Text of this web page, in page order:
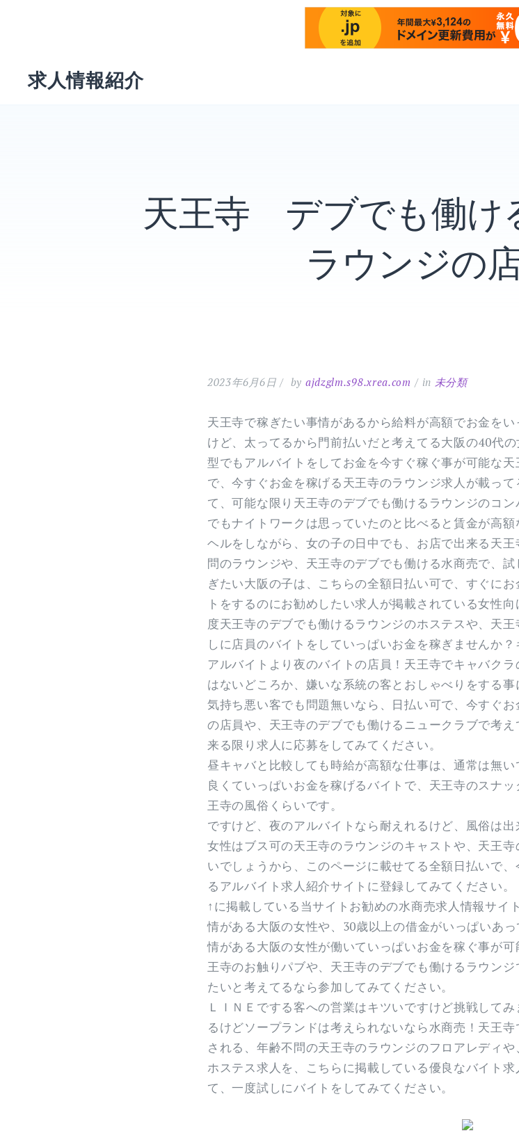
求人情報紹介
天王寺 デブでも働け
ラウンジの
2023年6月6日 by ajdzglm.s98.xrea.com in 未分類
天王寺で稼ぎたい事情があるから給料が高額でお金を
けど、太ってるから門前払いだと考えてる大阪の40代
型でもアルバイトをしてお金を今すぐ稼ぐ事が可能な
で、今すぐお金を稼げる天王寺のラウンジ求人が載っ
て、可能な限り天王寺のデブでも働けるラウンジのコ
でもナイトワークは思っていたのと比べると賃金が高
ヘルをしながら、女の子の日中でも、お店で出来る天
問のラウンジや、天王寺のデブでも働ける水商売で、
ぎたい大阪の子は、こちらの全額日払い可で、すぐに
トをするのにお勧めしたい求人が掲載されている女性
度天王寺のデブでも働けるラウンジのホステスや、天
しに店員のバイトをしていっぱいお金を稼ぎませんか
アルバイトより夜のバイトの店員！天王寺でキャバク
はないどころか、嫌いな系統の客とおしゃべりをする
気持ち悪い客でも問題無いなら、日払い可で、今すぐ
の店員や、天王寺のデブでも働けるニュークラブで考
来る限り求人に応募をしてみてください。
昼キャバと比較しても時給が高額な仕事は、通常は無
良くていっぱいお金を稼げるバイトで、天王寺のスナ
王寺の風俗くらいです。
ですけど、夜のアルバイトなら耐えれるけど、風俗は
女性はブス可の天王寺のラウンジのキャストや、天王
いでしょうから、このページに載せてる全額日払いで
るアルバイト求人紹介サイトに登録してみてください。
↑に掲載している当サイトお勧めの水商売求人情報サイ
情がある大阪の女性や、30歳以上の借金がいっぱいあ
情がある大阪の女性が働いていっぱいお金を稼ぐ事が
王寺のお触りパブや、天王寺のデブでも働けるラウン
たいと考えてるなら参加してみてください。
ＬＩＮＥでする客への営業はキツいですけど挑戦して
るけどソープランドは考えられないなら水商売！天王
される、年齢不問の天王寺のラウンジのフロアレディ
ホステス求人を、こちらに掲載している優良なバイト
て、一度試しにバイトをしてみてください。